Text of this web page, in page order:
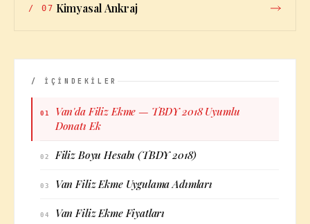
/ 07 Kimyasal Ankraj
/ İÇİNDEKİLER
01
Van'da Filiz Ekme — TBDY 2018 Uyumlu
Donatı Ek
02 Filiz Boyu Hesabı (TBDY 2018)
03 Van Filiz Ekme Uygulama Adımları
04 Van Filiz Ekme Fiyatları